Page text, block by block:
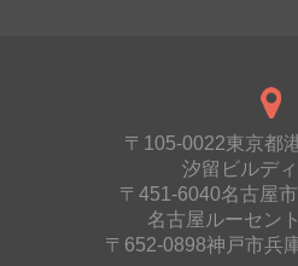
〒105-0022東京都
汐留ビルデ
〒451-6040名古屋
名古屋ルーセン
〒652-0898神戸市兵